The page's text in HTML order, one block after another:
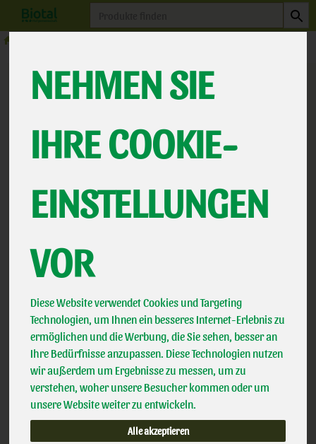
NEHMEN SIE
IHRE COOKIE-
EINSTELLUNGEN
VOR
Diese Website verwendet Cookies und Targeting
Technologien, um Ihnen ein besseres Internet-Erlebnis zu
ermöglichen und die Werbung, die Sie sehen, besser an
Ihre Bedürfnisse anzupassen. Diese Technologien nutzen
wir außerdem um Ergebnisse zu messen, um zu
verstehen, woher unsere Besucher kommen oder um
unsere Website weiter zu entwickeln.
Alle akzeptieren
Pfefferminze
Bioland
HandelsklasseII inkl. 7% MwSt.
60g
Anzahl